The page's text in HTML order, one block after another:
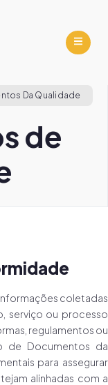
Da Qualidade
de
coletadas
serviço ou processo
regulamentos ou
de Documentos da
para assegurar
alinhadas com a